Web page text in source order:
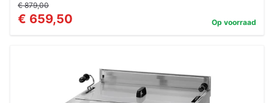
€ 879,00
€ 659,50 Op voorraad